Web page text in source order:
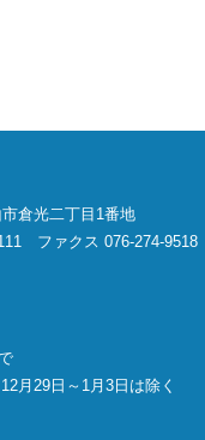
倉光二丁目1番地
ファクス 076-274-9518
月29日～1月3日は除く